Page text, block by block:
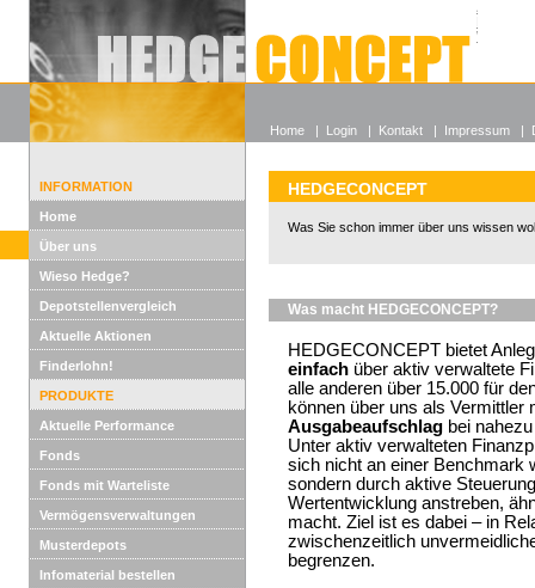
Alle
Wieso
INFORMATION
Home
Über uns
Wieso Hedge?
Depotstellenvergleich
Aktuelle Aktionen
Finderlohn!
PRODUKTE
Aktuelle Performance
Fonds
Fonds mit Warteliste
Vermögensverwaltungen
Musterdepots
Infomaterial bestellen
HEDGECONCEPT
Was Sie schon immer über uns wissen
Was macht HEDGECONCEPT?
HEDGECONCEPT bietet
einfach über aktiv verwaltete
alle anderen über 15.000 für
können über uns als Vermittler
Ausgabeaufschlag bei
Unter aktiv verwalteten
sich nicht an einer Benchmark
sondern durch aktive
Wertentwicklung anstreben,
macht. Ziel ist es dabei – in
zwischenzeitlich
begrenzen.
Home | Login | Kontakt | Impressum |